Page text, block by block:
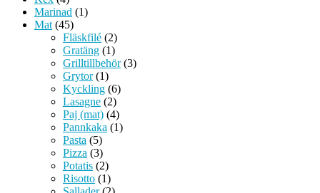
Marinad (1)
Mat (45)
Fläskfilé (2)
Gratäng (1)
Grilltillbehör(3)
Grytor(1)
Kyckling (6)
Lasagne (2)
Paj (mat) (4)
Pannkaka (1)
Pasta (5)
Pizza (3)
Potatis (2)
Risotto (1)